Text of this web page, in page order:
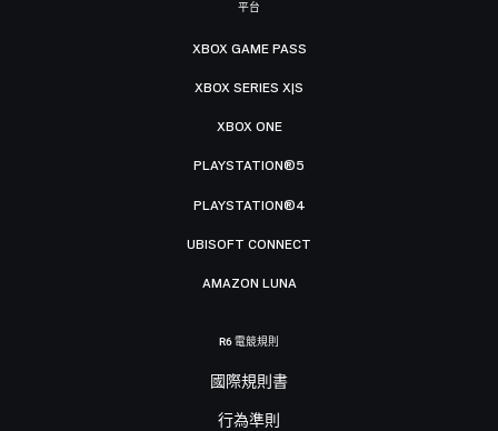
平台
XBOX GAME PASS
XBOX SERIES X|S
XBOX ONE
PLAYSTATION®5
PLAYSTATION®4
UBISOFT CONNECT
AMAZON LUNA
R6 電競規則
國際規則書
行為準則